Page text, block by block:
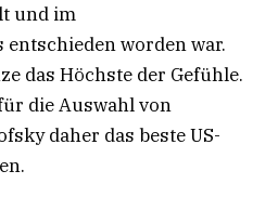
und im
worden war.
das Höchste der Gefühle.
die Auswahl von
daher das beste US-